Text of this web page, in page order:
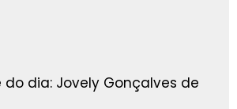
do dia: Jovely Gonçalves de